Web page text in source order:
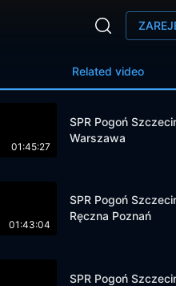
Related video
01:45:27
SPR Pogoń
Warszawa
01:43:04
SPR Pogoń
Ręczna Poznań
SPR Pogoń